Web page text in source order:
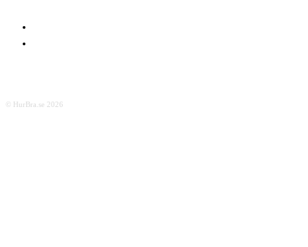
© HurBra.se 2026